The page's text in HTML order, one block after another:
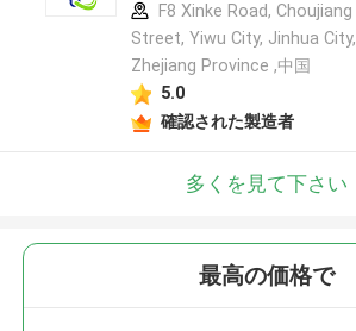
F8 Xinke Road, Choujiang
Street, Yiwu City, Jinhua City,
Zhejiang Province ,中国
5.0
確認された製造者
多くを見て下さい
最高の価格で